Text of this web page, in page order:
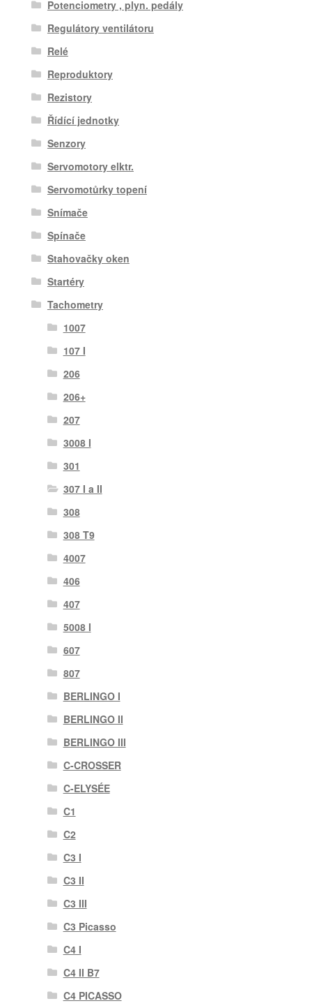
Potenciometry , plyn. pedály
Regulátory ventilátoru
Relé
Reproduktory
Rezistory
Řídící jednotky
Senzory
Servomotory elktr.
Servomotůrky topení
Snímače
Spínače
Stahovačky oken
Startéry
Tachometry
1007
107 I
206
206+
207
3008 I
301
307 I a II
308
308 T9
4007
406
407
5008 I
607
807
BERLINGO I
BERLINGO II
BERLINGO III
C-CROSSER
C-ELYSÉE
C1
C2
C3 I
C3 II
C3 III
C3 Picasso
C4 I
C4 II B7
C4 PICASSO